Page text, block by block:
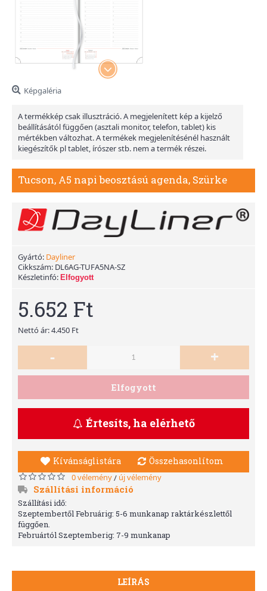
Képgaléria
A termékkép csak illusztráció. A megjelenített kép a kijelző
beállításától függően (asztali monitor, telefon, tablet) kis
mértékben változhat. A termékek megjelenítésénél használt
kiegészítők pl tablet, írószer stb. nem a termék részei.
Tucson, A5 napi beosztású agenda, Szürke
Gyártó: Dayliner
Cikkszám: DL6AG-TUFA5NA-SZ
Készletinfó: Elfogyott
5.652 Ft
Nettó ár: 4.450 Ft
- +
Elfogyott
Értesíts, ha elérhető
Kívánságlistára Összehasonlítom
0 vélemény/ új vélemény
Szállítási információ
Szállítási idő:
Szeptembertől Februárig: 5-6 munkanap raktárkészlettől
függően.
Februártól Szeptemberig: 7-9 munkanap
LEÍRÁS